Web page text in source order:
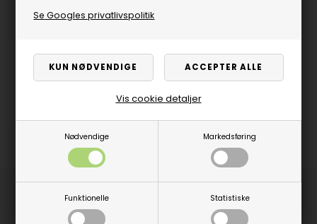
Se Googles privatlivspolitik
Nødvendige Markedsføring
Funktionelle Statistiske
Vis cookie detaljer
Produktbeskrivelse
Giv din spids en rens og polering - og den vil stå næsten som